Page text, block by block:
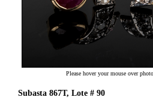
Please hover your mouse over
Subasta 867T, Lote # 90